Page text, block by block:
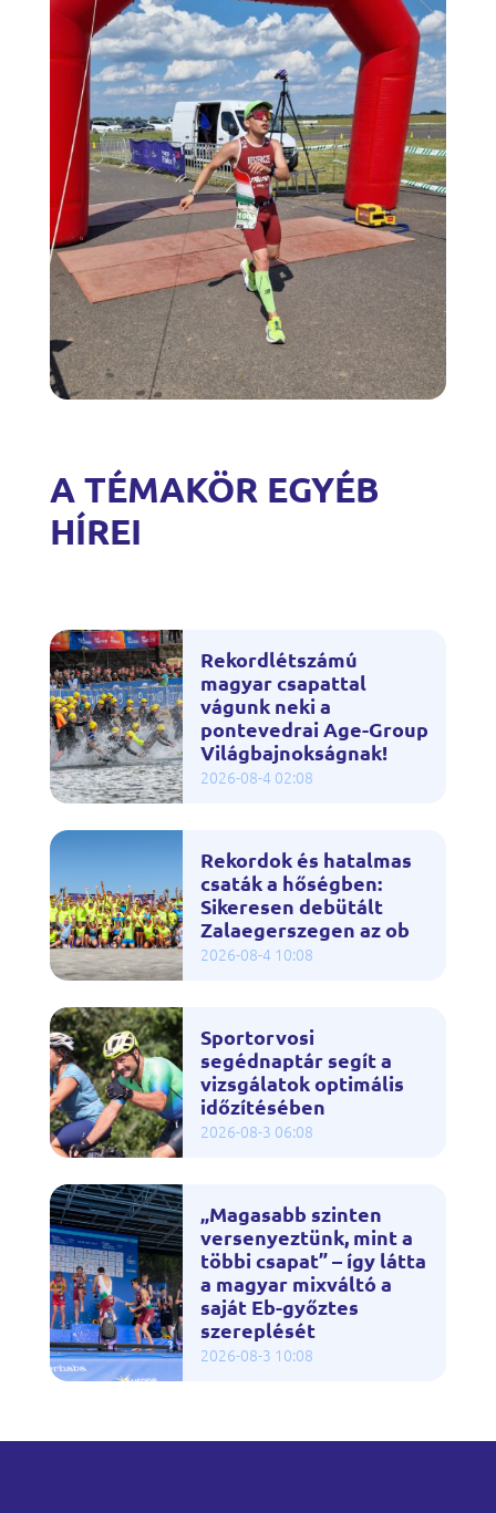
A TÉMAKÖR EGYÉB
HÍREI
Rekordlétszámú
magyar csapattal
vágunk neki a
pontevedrai Age-Group
Világbajnokságnak!
2026-08-4 02:08
Rekordok és hatalmas
csaták a hőségben:
Sikeresen debütált
Zalaegerszegen az ob
2026-08-4 10:08
Sportorvosi
segédnaptár segít a
vizsgálatok optimális
időzítésében
2026-08-3 06:08
„Magasabb szinten
versenyeztünk, mint a
többi csapat” – így látta
a magyar mixváltó a
saját Eb-győztes
szereplését
2026-08-3 10:08